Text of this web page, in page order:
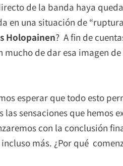
de la banda haya
una situación de
Holopainen? A fin de
de dar esa imagen
esperar que todo esto
sensaciones que hemos
con la conclusión
más. ¿Por qué